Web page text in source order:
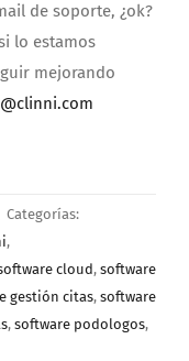
de soporte, ¿ok?
lo estamos
mejorando
Categorías:
,
cloud, software
gestión citas, software
, software podologos,